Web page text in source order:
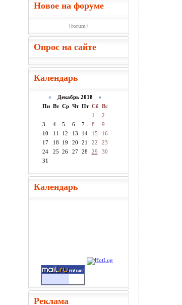
Новое на форуме
{forum}
Опрос на сайте
Календарь
« Декабрь 2018 »
Пн Вт Ср Чт Пт Сб Вс
1
2
3
4 5 6 7 8
9
10
11 12 13 14 15
16
17
18 19 20 21 22
23
24
25 26 27 28 29
30
31
Календарь
Реклама